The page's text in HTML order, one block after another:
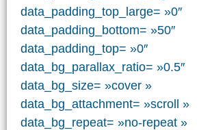
data_padding_top_large= »0″
data_padding_bottom= »50″
data_padding_top= »0″
data_bg_parallax_ratio= »0.5″
data_bg_size= »cover »
data_bg_attachment= »scroll »
data_bg_repeat= »no-repeat »